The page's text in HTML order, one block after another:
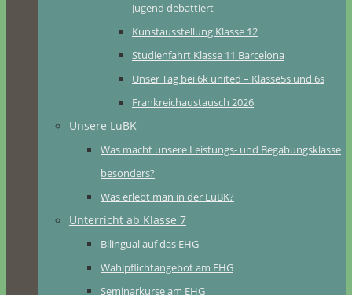
Jugend debattiert
Kunstausstellung Klasse 12
Studienfahrt Klasse 11 Barcelona
Unser Tag bei 6k united – Klasse5s und 6s
Frankreichaustausch 2026
Unsere LuBK
Was macht unsere Leistungs- und Begabungsklasse
besonders?
Was erlebt man in der LuBK?
Unterricht ab Klasse 7
Bilingual auf das EHG
Wahlpflichtangebot am EHG
Seminarkurse am EHG